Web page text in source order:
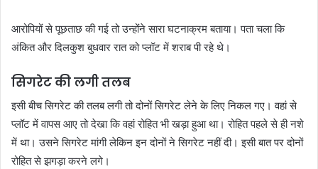
आरोपियों से पूछताछ की गई तो उन्होंने सारा घटनाक्रम बताया। पता चला कि
अंकित और दिलकुश बुधवार रात को प्लॉट में शराब पी रहे थे।
सिगरेट की लगी तलब
इसी बीच सिगरेट की तलब लगी तो दोनों सिगरेट लेने के लिए निकल गए। वहां से
प्लॉट में वापस आए तो देखा कि वहां रोहित भी खड़ा हुआ था। रोहित पहले से ही नशे
में था। उसने सिगरेट मांगी लेकिन इन दोनों ने सिगरेट नहीं दी। इसी बात पर दोनों
रोहित से झगड़ा करने लगे।